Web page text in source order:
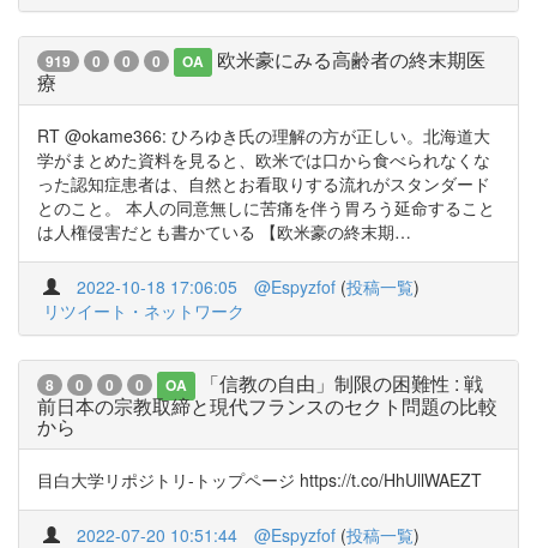
919 0 0 0 OA
欧米豪にみる高齢者の終末期医
療
RT @okame366: ひろゆき氏の理解の方が正しい。北海道大
学がまとめた資料を見ると、欧米では口から食べられなくな
った認知症患者は、自然とお看取りする流れがスタンダード
とのこと。 本人の同意無しに苦痛を伴う胃ろう延命すること
は人権侵害だとも書かている 【欧米豪の終末期…
2022-10-18 17:06:05 @Espyzfof (投稿一覧)
リツイート・ネットワーク
8 0 0 0 OA
「信教の自由」制限の困難性 : 戦
前日本の宗教取締と現代フランスのセクト問題の比較
から
目白大学リポジトリ-トップページ https://t.co/HhUllWAEZT
2022-07-20 10:51:44 @Espyzfof (投稿一覧)